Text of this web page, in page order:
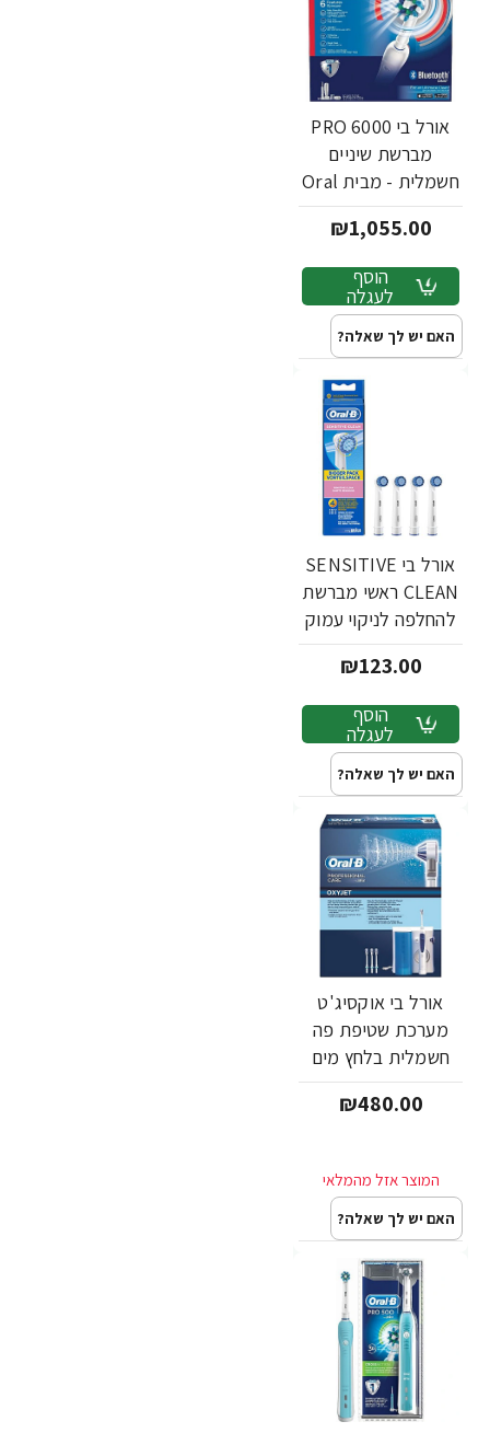
אורל בי PRO 6000
מברשת שיניים
חשמלית - מבית Oral
B
₪1,055.00
הוסף
לעגלה
האם יש לך שאלה?
אורל בי SENSITIVE
CLEAN ראשי מברשת
להחלפה לניקוי עמוק
4 יחידות - מבית Oral
B
₪123.00
הוסף
לעגלה
האם יש לך שאלה?
אורל בי אוקסיג'ט
מערכת שטיפת פה
חשמלית בלחץ מים
PROFESSIONAL
CARE OXYJET
₪480.00
האם יש לך שאלה?